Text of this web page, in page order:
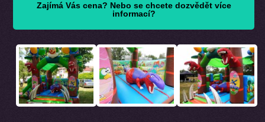
Zajímá Vás cena? Nebo se chcete dozvědět více
informací?